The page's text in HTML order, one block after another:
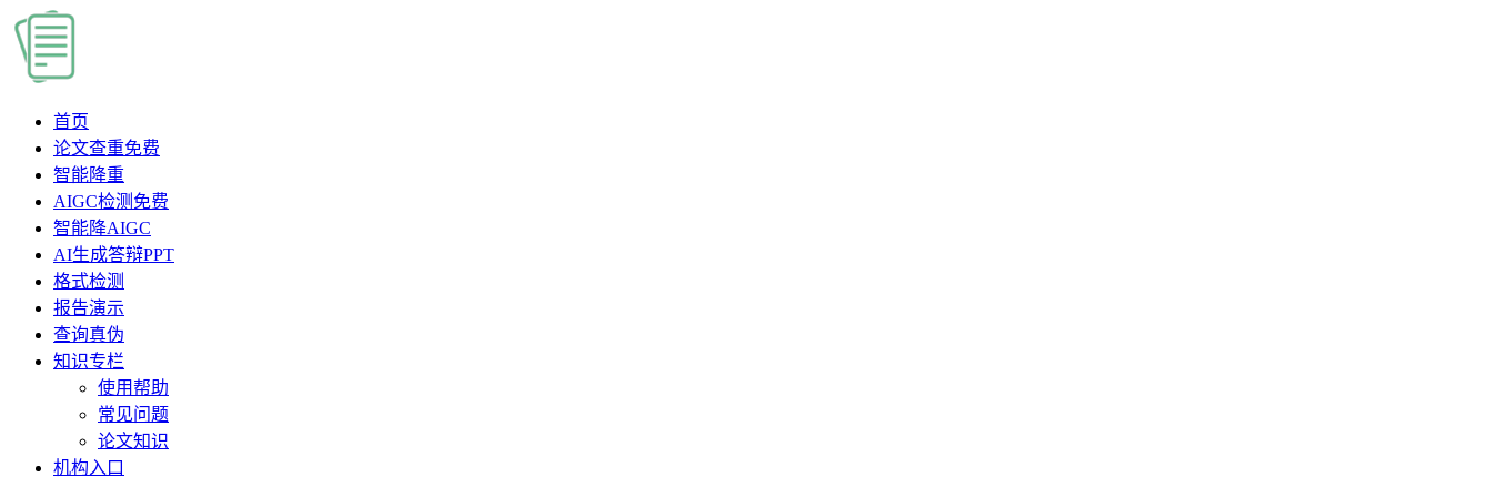
首页
论文查重免费
智能降重
AIGC检测 免费
智能降AIGC
AI生成答辩PPT
格式检测
报告演示
查询真伪
知识专栏
使用帮助
常见问题
论文知识
机构入口